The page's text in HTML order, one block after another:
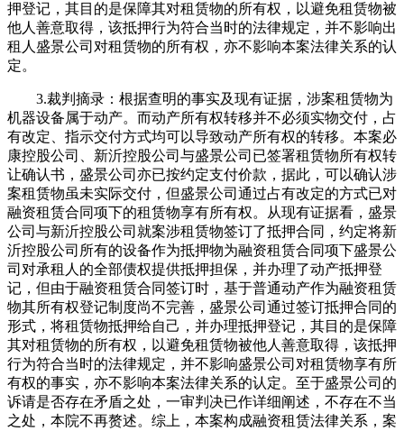
押登记，其目的是保障其对租赁物的所有权，以避免租赁物被
他人善意取得，该抵押行为符合当时的法律规定，并不影响出
租人盛景公司对租赁物的所有权，亦不影响本案法律关系的认
定。
3.裁判摘录：根据查明的事实及现有证据，涉案租赁物为
机器设备属于动产。而动产所有权转移并不必须实物交付，占
有改定、指示交付方式均可以导致动产所有权的转移。本案必
康控股公司、新沂控股公司与盛景公司已签署租赁物所有权转
让确认书，盛景公司亦已按约定支付价款，据此，可以确认涉
案租赁物虽未实际交付，但盛景公司通过占有改定的方式已对
融资租赁合同项下的租赁物享有所有权。从现有证据看，盛景
公司与新沂控股公司就案涉租赁物签订了抵押合同，约定将新
沂控股公司所有的设备作为抵押物为融资租赁合同项下盛景公
司对承租人的全部债权提供抵押担保，并办理了动产抵押登
记，但由于融资租赁合同签订时，基于普通动产作为融资租赁
物其所有权登记制度尚不完善，盛景公司通过签订抵押合同的
形式，将租赁物抵押给自己，并办理抵押登记，其目的是保障
其对租赁物的所有权，以避免租赁物被他人善意取得，该抵押
行为符合当时的法律规定，并不影响盛景公司对租赁物享有所
有权的事实，亦不影响本案法律关系的认定。至于盛景公司的
诉请是否存在矛盾之处，一审判决已作详细阐述，不存在不当
之处，本院不再赘述。综上，本案构成融资租赁法律关系，案